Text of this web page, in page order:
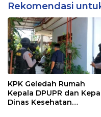
Rekomendasi
KPK Geledah Rumah
Kepala DPUPR dan
Dinas Kesehatan